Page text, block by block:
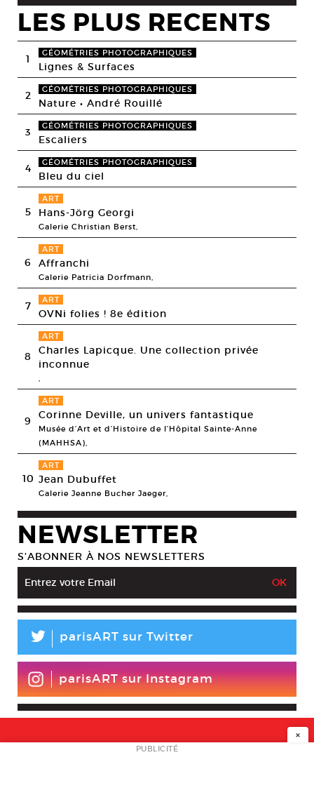
LES PLUS RECENTS
1 GÉOMÉTRIES PHOTOGRAPHIQUES
Lignes & Surfaces
2 GÉOMÉTRIES PHOTOGRAPHIQUES
Nature • André Rouillé
3 GÉOMÉTRIES PHOTOGRAPHIQUES
Escaliers
4 GÉOMÉTRIES PHOTOGRAPHIQUES
Bleu du ciel
5
ART
Hans-Jörg Georgi
Galerie Christian Berst,
6
ART
Affranchi
Galerie Patricia Dorfmann,
7 ART
OVNi folies ! 8e édition
8
ART
Charles Lapicque. Une collection privée
inconnue
,
9
ART
Corinne Deville, un univers fantastique
Musée d’Art et d’Histoire de l’Hôpital Sainte-Anne
(MAHHSA),
10
ART
Jean Dubuffet
Galerie Jeanne Bucher Jaeger,
NEWSLETTER
S’ABONNER À NOS NEWSLETTERS
L parisART sur Twitter
parisART sur Instagram
NEWSLETTER
×
PUBLICITÉ